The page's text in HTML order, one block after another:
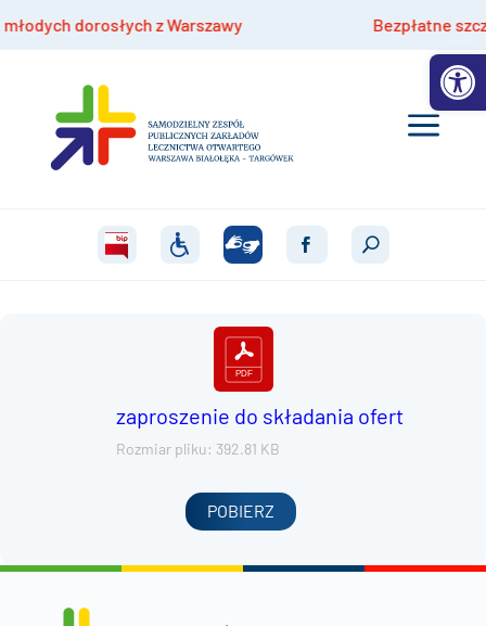
dorosłych z Warszawy Bezpłatne
zaproszenie do składania ofert
Rozmiar pliku: 392.81 KB
POBIERZ